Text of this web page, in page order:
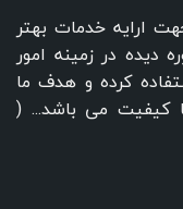
ارایه خدمات بهتر
دیده در زمینه امور
کرده و هدف ما
کیفیت می باشد... (